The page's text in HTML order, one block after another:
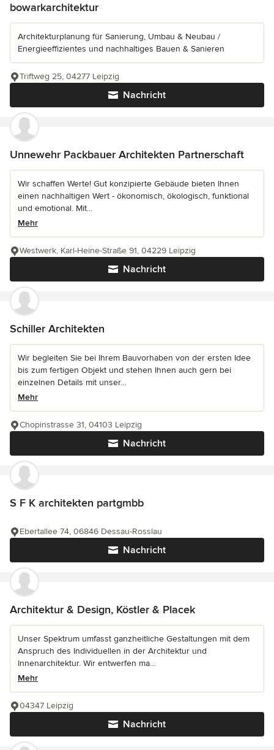
bowarkarchitektur
Architekturplanung für Sanierung, Umbau & Neubau /
Energieeffizientes und nachhaltiges Bauen & Sanieren
Nachricht
Triftweg 25, 04277 Leipzig
Unnewehr Packbauer Architekten Partnerschaft
Wir schaffen Werte! Gut konzipierte Gebäude bieten Ihnen
einen nachhaltigen Wert - ökonomisch, ökologisch, funktional
und emotional. Mit...
Mehr
Nachricht
Westwerk, Karl-Heine-Straße 91, 04229 Leipzig
Schiller Architekten
Wir begleiten Sie bei Ihrem Bauvorhaben von der ersten Idee
bis zum fertigen Objekt und stehen Ihnen auch gern bei
einzelnen Details mit unser...
Mehr
Nachricht
Chopinstrasse 31, 04103 Leipzig
S F K architekten partgmbb
Nachricht
Ebertallee 74, 06846 Dessau-Rosslau
Architektur & Design, Köstler & Placek
Unser Spektrum umfasst ganzheitliche Gestaltungen mit dem
Anspruch des Individuellen in der Architektur und
Innenarchitektur. Wir entwerfen ma...
Mehr
Nachricht
04347 Leipzig